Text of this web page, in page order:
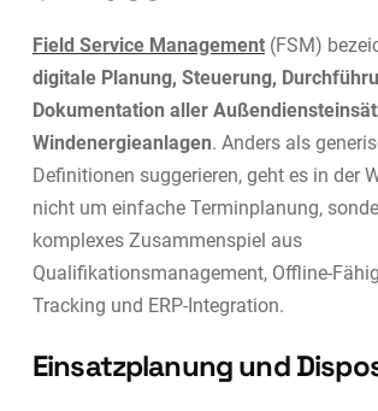
Field Service Management(FSM)
digitale Planung, Steuerung,
Dokumentation aller
Windenergieanlagen. Anders als
Definitionen suggerieren, geht es in der
nicht um einfache Terminplanung,
komplexes Zusammenspiel aus
Qualifikationsmanagement, Offline-
Tracking und ERP-Integration.
Einsatzplanung und